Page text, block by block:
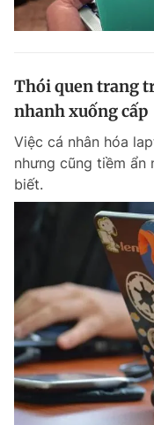
Thói quen trang
nhanh xuống cấp
Việc cá nhân hóa
nhưng cũng tiềm ẩn
biết.